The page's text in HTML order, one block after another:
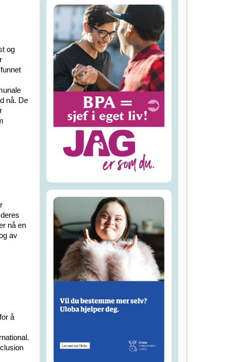
og
nå. De
nå en
av
å